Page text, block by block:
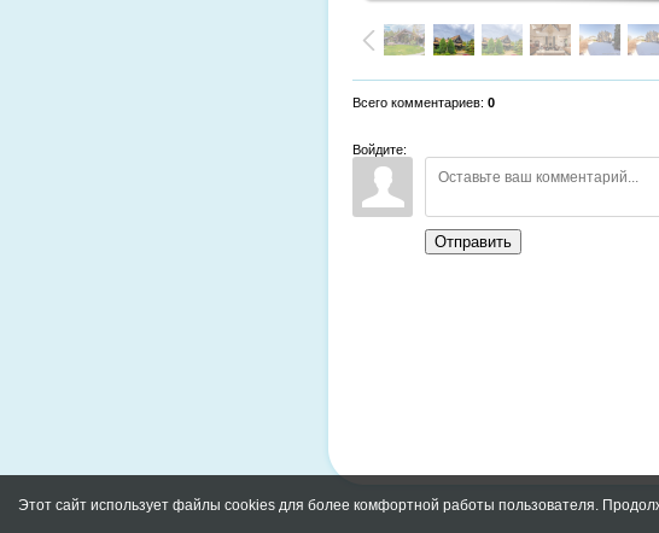
Всего комментариев: 0
Войдите:
Отправить
Этот сайт использует файлы cookies для более комфортной работы пользователя.